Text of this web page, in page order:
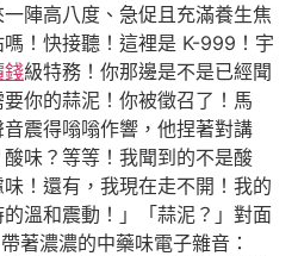
陣高八度、急促且充滿養生焦
！快接聽！這裡是 K-999！宇
錢級特務！你那邊是不是已經聞
你的蒜泥！你被徵召了！馬
震得嗡嗡作響，他捏著對講
味？等等！我聞到的不是酸
！還有，我現在走不開！我的
溫和震動！」「蒜泥？」對面
著濃濃的中藥味電子雜音：